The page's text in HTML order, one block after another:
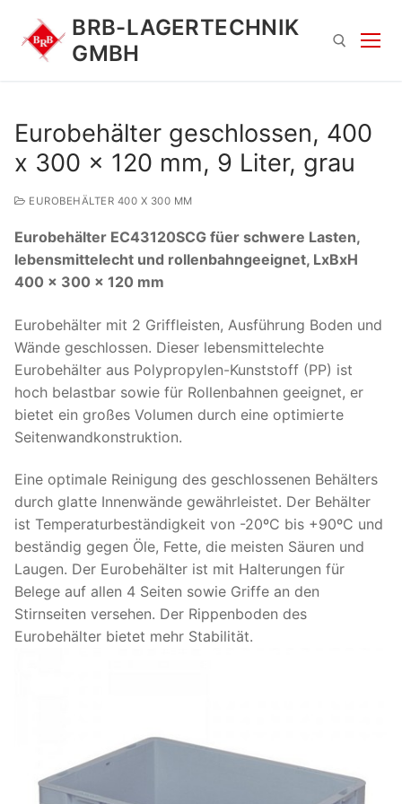
Inhalt
springen
BRB-LAGERTECHNIK
GMBH
Suchen
Eurobehälter geschlossen, 400
x 300 x 120 mm, 9 Liter, grau
EUROBEHÄLTER 400 X 300 MM
Eurobehälter EC43120SCG füer schwere Lasten,
lebensmittelecht und rollenbahngeeignet, LxBxH
400 x 300 x 120 mm
Eurobehälter mit 2 Griffleisten, Ausführung Boden und
Wände geschlossen. Dieser lebensmittelechte
Eurobehälter aus Polypropylen-Kunststoff (PP) ist
hoch belastbar sowie für Rollenbahnen geeignet, er
bietet ein großes Volumen durch eine optimierte
Seitenwandkonstruktion.
Eine optimale Reinigung des geschlossenen Behälters
durch glatte Innenwände gewährleistet. Der Behälter
ist Temperaturbeständigkeit von -20ºC bis +90ºC und
beständig gegen Öle, Fette, die meisten Säuren und
Laugen. Der Eurobehälter ist mit Halterungen für
Belege auf allen 4 Seiten sowie Griffe an den
Stirnseiten versehen. Der Rippenboden des
Eurobehälter bietet mehr Stabilität.